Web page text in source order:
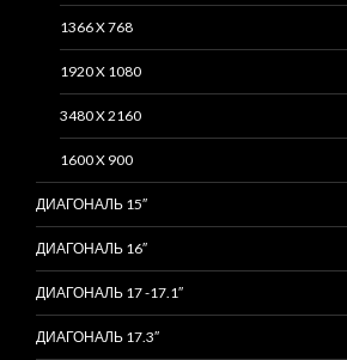
1366 X 768
1920 X 1080
3480 X 2160
1600 X 900
ДИАГОНАЛЬ 15″
ДИАГОНАЛЬ 16″
ДИАГОНАЛЬ 17 -17.1″
ДИАГОНАЛЬ 17.3″